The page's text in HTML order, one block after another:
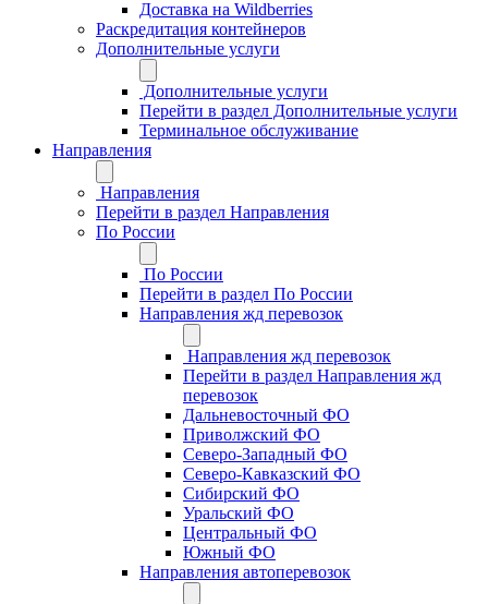
Доставка на Wildberries
Раскредитация контейнеров
Дополнительные услуги
Дополнительные услуги
Перейти в раздел Дополнительные услуги
Терминальное обслуживание
Направления
Направления
Перейти в раздел Направления
По России
По России
Перейти в раздел По России
Направления жд перевозок
Направления жд перевозок
Перейти в раздел Направления жд
перевозок
Дальневосточный ФО
Приволжский ФО
Северо-Западный ФО
Северо-Кавказский ФО
Сибирский ФО
Уральский ФО
Центральный ФО
Южный ФО
Направления автоперевозок